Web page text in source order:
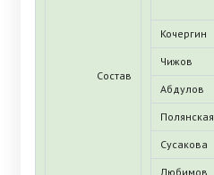
Состав
Кочергин
Чижов
Абдулов
Полянская
Сусакова
Любимов